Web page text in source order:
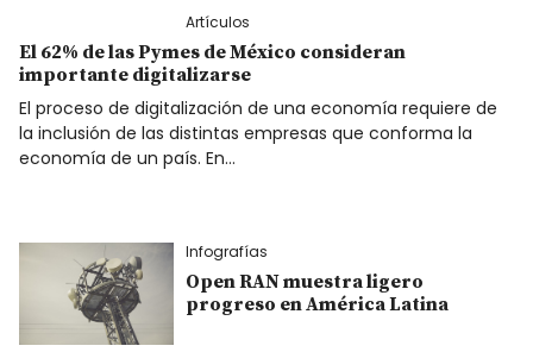
El acceso a banda ancha es
driver para desplegar
cualquier tipo de solución
Artículos
El 62% de las Pymes de México consideran
importante digitalizarse
El proceso de digitalización de una economía requiere de
la inclusión de las distintas empresas que conforma la
economía de un país. En…
Infografías
Open RAN muestra ligero
progreso en América Latina